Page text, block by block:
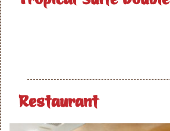
Restaurant